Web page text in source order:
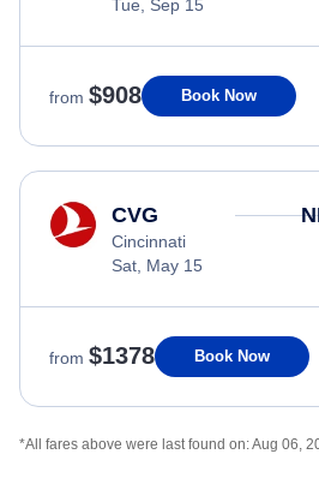
Tue, Sep 15
from $908 Book Now
CVG
Cincinnati
Sat, May 15
from $1378 Book Now
*All fares above were last found on:Aug 06,